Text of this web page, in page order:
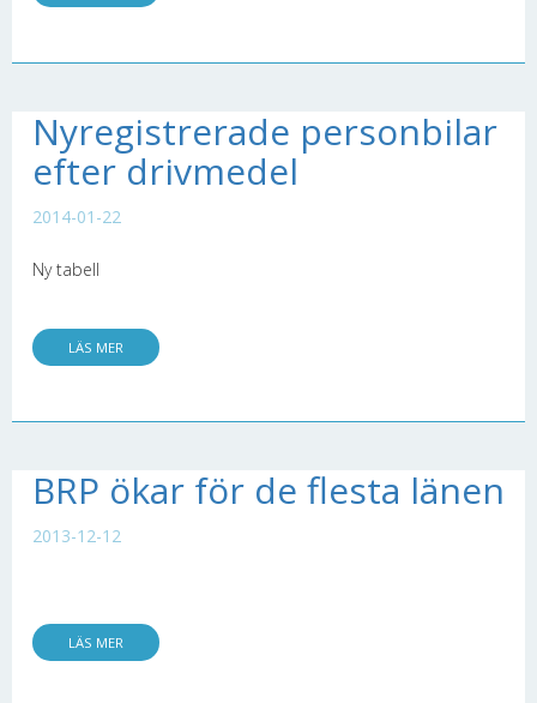
Nyregistrerade personbilar
efter drivmedel
2014-01-22
Ny tabell
LÄS MER
BRP ökar för de flesta länen
2013-12-12
LÄS MER